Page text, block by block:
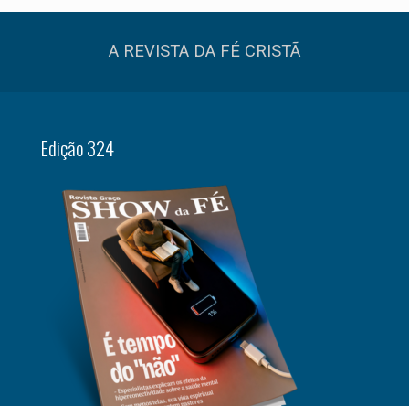
A REVISTA DA FÉ CRISTÃ
Edição 324